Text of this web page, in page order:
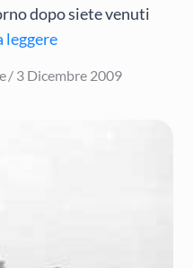
dopo siete venuti
leggere
Posted
3 Dicembre 2009